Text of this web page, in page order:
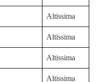
Altissima
Altissima
Altissima
Altissima